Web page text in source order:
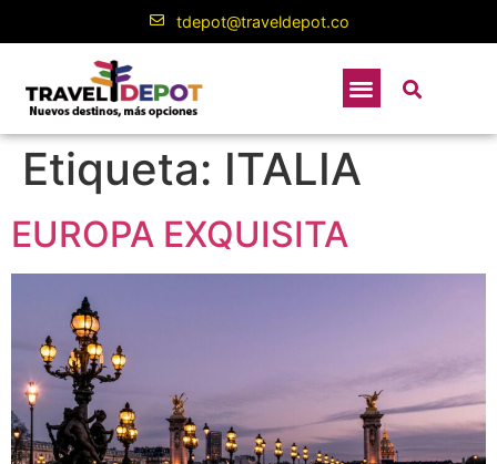
tdepot@traveldepot.co
Etiqueta: ITALIA
EUROPA EXQUISITA